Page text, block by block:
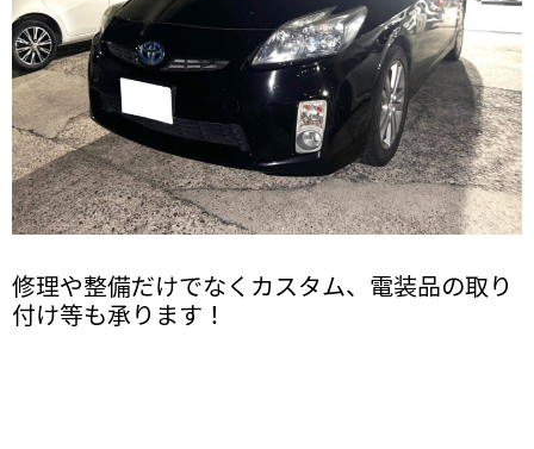
修理や整備だけでなくカスタム、電装品の取り
付け等も承ります！